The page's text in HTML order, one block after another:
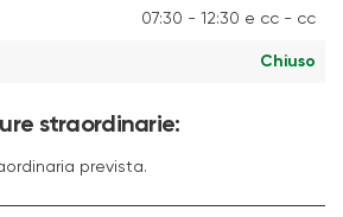
07:30 - 12:30 e cc - cc
Chiuso
straordinarie:
prevista.